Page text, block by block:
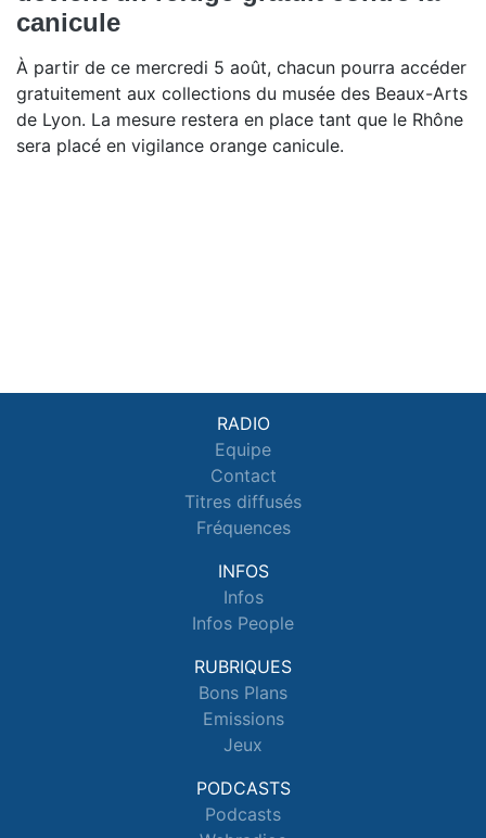
canicule
À partir de ce mercredi 5 août, chacun pourra accéder
gratuitement aux collections du musée des Beaux-Arts
de Lyon. La mesure restera en place tant que le Rhône
sera placé en vigilance orange canicule.
RADIO
Equipe
Contact
Titres diffusés
Fréquences
INFOS
Infos
Infos People
RUBRIQUES
Bons Plans
Emissions
Jeux
PODCASTS
Podcasts